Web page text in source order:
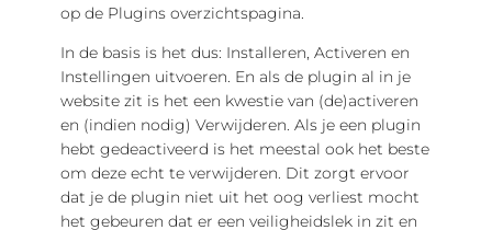
op de Plugins overzichtspagina.
In de basis is het dus: Installeren, Activeren en
Instellingen uitvoeren. En als de plugin al in je
website zit is het een kwestie van (de)activeren
en (indien nodig) Verwijderen. Als je een plugin
hebt gedeactiveerd is het meestal ook het beste
om deze echt te verwijderen. Dit zorgt ervoor
dat je de plugin niet uit het oog verliest mocht
het gebeuren dat er een veiligheidslek in zit en